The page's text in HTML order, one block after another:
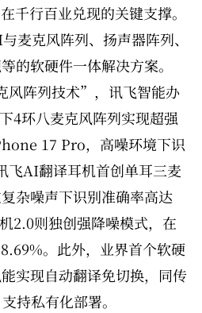
千行百业兑现的关键支撑。
麦克风阵列、扬声器阵列、
的软硬件一体解决方案。
风阵列技术”，讯飞智能办
4环八麦克风阵列实现超强
17 Pro，高噪环境下识
飞AI翻译耳机首创单耳三麦
杂噪声下识别准确率高达
2.0则独创强降噪模式，在
。此外，业界首个软硬
实现自动翻译免切换，同传
持私有化部署。